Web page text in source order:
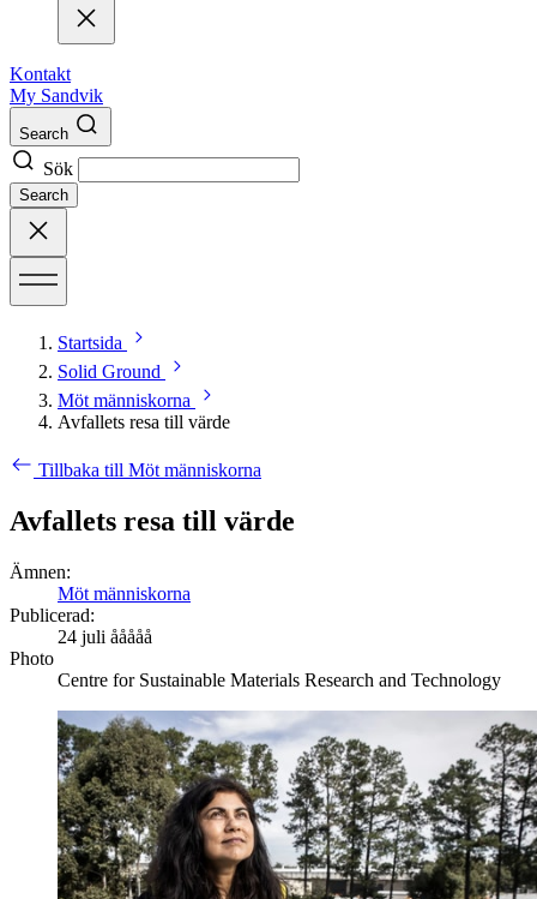
Kontakt
My Sandvik
Search
Sök
Search
Startsida
Solid Ground
Möt människorna
Avfallets resa till värde
Tillbaka till Möt människorna
Avfallets resa till värde
Ämnen:
Möt människorna
Publicerad:
24 juli ååååå
Photo
Centre for Sustainable Materials Research and Technology